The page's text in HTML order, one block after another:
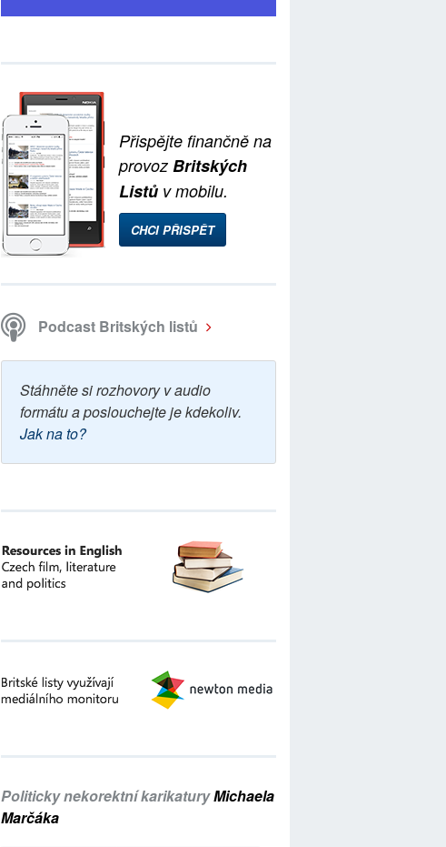
Přispějte finančně na
provoz Britských
Listův mobilu.
CHCI PŘISPĚT
Podcast Britských listů
Stáhněte si rozhovory v audio
formátu a poslouchejte je kdekoliv.
Jak na to?
Politicky nekorektní karikaturyMichaela
Marčáka